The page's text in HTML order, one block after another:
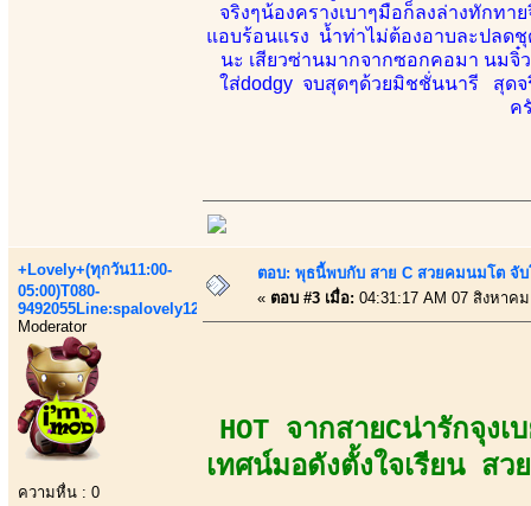
จริงๆน้องครางเบาๆมือก็ลงล่างทักท
แอบร้อนแรง น้ำท่าไม่ต้องอาบละปลด
นะ เสียวซ่านมากจากซอกคอมา น
ใส่dodgy จบสุดๆด้วยมิชชั่นนารี สุด
ค
+Lovely+(ทุกวัน11:00-
05:00)T080-
9492055Line:spalovely123
Moderator
ความหื่น : 0
ตอบ: พุธนี้พบกับ สาย C สวยคมนมโต จั
« ตอบ #3 เมื่อ: 04:31:17 AM 07 สิงหาค
HOT จากสายCน่ารักจุ
เทศน์มอดังตั้งใจเรียน สว